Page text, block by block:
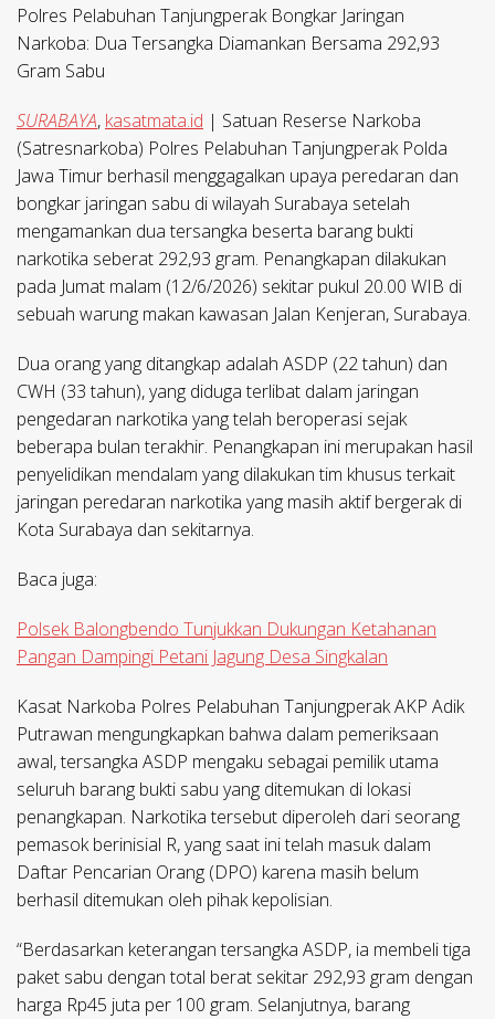
Polres Pelabuhan Tanjungperak Bongkar Jaringan
Narkoba: Dua Tersangka Diamankan Bersama 292,93
Gram Sabu
SURABAYA, kasatmata.id | Satuan Reserse Narkoba
(Satresnarkoba) Polres Pelabuhan Tanjungperak Polda
Jawa Timur berhasil menggagalkan upaya peredaran dan
bongkar jaringan sabu di wilayah Surabaya setelah
mengamankan dua tersangka beserta barang bukti
narkotika seberat 292,93 gram. Penangkapan dilakukan
pada Jumat malam (12/6/2026) sekitar pukul 20.00 WIB di
sebuah warung makan kawasan Jalan Kenjeran, Surabaya.
Dua orang yang ditangkap adalah ASDP (22 tahun) dan
CWH (33 tahun), yang diduga terlibat dalam jaringan
pengedaran narkotika yang telah beroperasi sejak
beberapa bulan terakhir. Penangkapan ini merupakan hasil
penyelidikan mendalam yang dilakukan tim khusus terkait
jaringan peredaran narkotika yang masih aktif bergerak di
Kota Surabaya dan sekitarnya.
Baca juga:
Polsek Balongbendo Tunjukkan Dukungan Ketahanan
Pangan Dampingi Petani Jagung Desa Singkalan
Kasat Narkoba Polres Pelabuhan Tanjungperak AKP Adik
Putrawan mengungkapkan bahwa dalam pemeriksaan
awal, tersangka ASDP mengaku sebagai pemilik utama
seluruh barang bukti sabu yang ditemukan di lokasi
penangkapan. Narkotika tersebut diperoleh dari seorang
pemasok berinisial R, yang saat ini telah masuk dalam
Daftar Pencarian Orang (DPO) karena masih belum
berhasil ditemukan oleh pihak kepolisian.
“Berdasarkan keterangan tersangka ASDP, ia membeli tiga
paket sabu dengan total berat sekitar 292,93 gram dengan
harga Rp45 juta per 100 gram. Selanjutnya, barang